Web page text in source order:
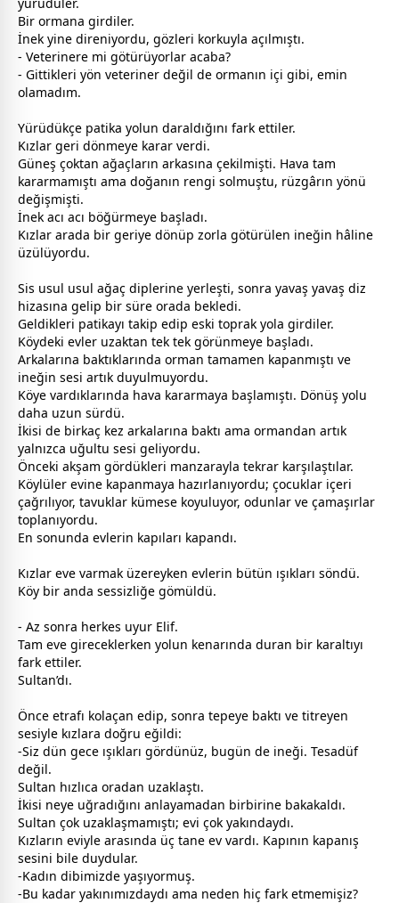
Bir ormana girdiler.
İnek yine direniyordu, gözleri korkuyla açılmıştı.
- Veterinere mi götürüyorlar acaba?
- Gittikleri yön veteriner değil de ormanın içi gibi, emin
olamadım.
Yürüdükçe patika yolun daraldığını fark ettiler.
Kızlar geri dönmeye karar verdi.
Güneş çoktan ağaçların arkasına çekilmişti. Hava tam
kararmamıştı ama doğanın rengi solmuştu, rüzgârın yönü
değişmişti.
İnek acı acı böğürmeye başladı.
Kızlar arada bir geriye dönüp zorla götürülen ineğin hâline
üzülüyordu.
Sis usul usul ağaç diplerine yerleşti, sonra yavaş yavaş diz
hizasına gelip bir süre orada bekledi.
Geldikleri patikayı takip edip eski toprak yola girdiler.
Köydeki evler uzaktan tek tek görünmeye başladı.
Arkalarına baktıklarında orman tamamen kapanmıştı ve
ineğin sesi artık duyulmuyordu.
Köye vardıklarında hava kararmaya başlamıştı. Dönüş yolu
daha uzun sürdü.
İkisi de birkaç kez arkalarına baktı ama ormandan artık
yalnızca uğultu sesi geliyordu.
Önceki akşam gördükleri manzarayla tekrar karşılaştılar.
Köylüler evine kapanmaya hazırlanıyordu; çocuklar içeri
çağrılıyor, tavuklar kümese koyuluyor, odunlar ve çamaşırlar
toplanıyordu.
En sonunda evlerin kapıları kapandı.
Kızlar eve varmak üzereyken evlerin bütün ışıkları söndü.
Köy bir anda sessizliğe gömüldü.
- Az sonra herkes uyur Elif.
Tam eve gireceklerken yolun kenarında duran bir karaltıyı
fark ettiler.
Sultan’dı.
Önce etrafı kolaçan edip, sonra tepeye baktı ve titreyen
sesiyle kızlara doğru eğildi:
-Siz dün gece ışıkları gördünüz, bugün de ineği. Tesadüf
değil.
Sultan hızlıca oradan uzaklaştı.
İkisi neye uğradığını anlayamadan birbirine bakakaldı.
Sultan çok uzaklaşmamıştı; evi çok yakındaydı.
Kızların eviyle arasında üç tane ev vardı. Kapının kapanış
sesini bile duydular.
-Kadın dibimizde yaşıyormuş.
-Bu kadar yakınımızdaydı ama neden hiç fark etmemişiz?